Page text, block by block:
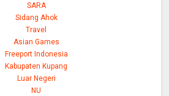
SARA
Sidang Ahok
Travel
Asian Games
Freeport Indonesia
Kabupaten Kupang
Luar Negeri
NU